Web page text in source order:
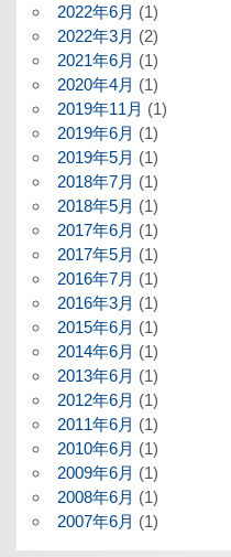
2022年6月 (1)
2022年3月 (2)
2021年6月 (1)
2020年4月 (1)
2019年11月 (1)
2019年6月 (1)
2019年5月 (1)
2018年7月 (1)
2018年5月 (1)
2017年6月 (1)
2017年5月 (1)
2016年7月 (1)
2016年3月 (1)
2015年6月 (1)
2014年6月 (1)
2013年6月 (1)
2012年6月 (1)
2011年6月 (1)
2010年6月 (1)
2009年6月 (1)
2008年6月 (1)
2007年6月 (1)